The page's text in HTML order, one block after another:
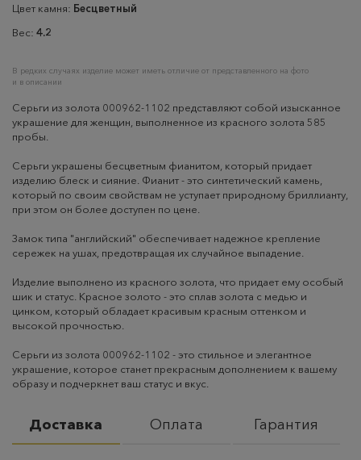
Цвет камня: Бесцветный
Вес: 4.2
В редких случаях изделие может иметь отличие от представленного на фото
и в описании
Серьги из золота 000962-1102 представляют собой изысканное
украшение для женщин, выполненное из красного золота 585
пробы.
Серьги украшены бесцветным фианитом, который придает
изделию блеск и сияние. Фианит - это синтетический камень,
который по своим свойствам не уступает природному бриллианту,
при этом он более доступен по цене.
Замок типа "английский" обеспечивает надежное крепление
сережек на ушах, предотвращая их случайное выпадение.
Изделие выполнено из красного золота, что придает ему особый
шик и статус. Красное золото - это сплав золота с медью и
цинком, который обладает красивым красным оттенком и
высокой прочностью.
Серьги из золота 000962-1102 - это стильное и элегантное
украшение, которое станет прекрасным дополнением к вашему
образу и подчеркнет ваш статус и вкус.
Доставка Оплата Гарантия